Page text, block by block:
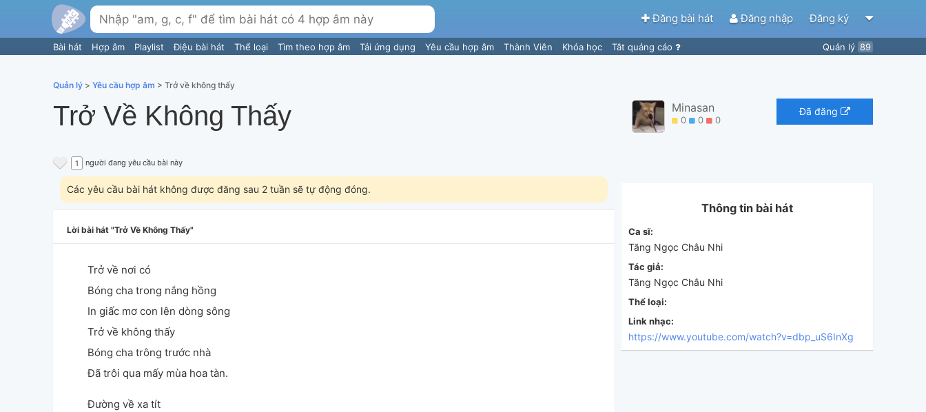
Đăng bài hát Đăng nhập Đăng ký
Bài hát Hợp âm Playlist Điệu bài hát Thể loại Tìm theo hợp âm Tải ứng dụng Yêu cầu hợp âm Thành Viên Khóa học Tắt quảng cáo Quản lý 89
Quản lý > Yêu cầu hợp âm > Trở về không thấy
Trở Về Không Thấy Minasan
0 0 0
Đã đăng
1 người đang yêu cầu bài này
Các yêu cầu bài hát không được đăng sau 2 tuần sẽ tự động đóng.
Lời bài hát Trở Về Không Thấy
Trở về nơi có
Bóng cha trong nắng hồng
In giấc mơ con lên dòng sông
Trở về không thấy
Bóng cha trông trước nhà
Đã trôi qua mấy mùa hoa tàn.
Đường về xa tít
Thông tin bài hát
Ca sĩ:
Tăng Ngọc Châu Nhi
Tác giả:
Tăng Ngọc Châu Nhi
Thể loại:
Link nhạc:
https://www.youtube.com/watch?v=dbp_uS6InXg